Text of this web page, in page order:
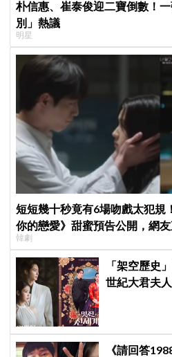
朴信惠、崔泰俊迎二寶倒數！
別」熱議
明星
短短幾十秒竟有6場吻戲太犯規
你的戀愛》甜蜜預告公開，網
韓劇
「架空歷史
世紀大君夫
《請回答